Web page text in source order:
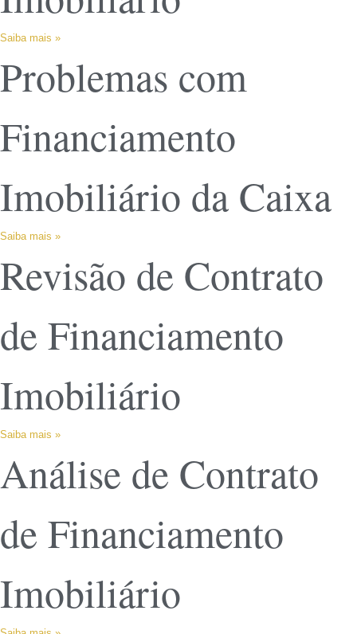
Saiba mais »
Problemas com
Financiamento
Imobiliário da Caixa
Saiba mais »
Revisão de Contrato
de Financiamento
Imobiliário
Saiba mais »
Análise de Contrato
de Financiamento
Imobiliário